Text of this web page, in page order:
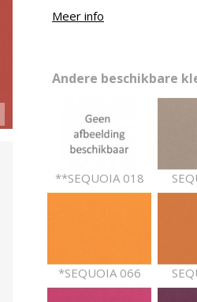
Meer info
Andere beschikbare
**SEQUOIA 018
*SEQUOIA 066